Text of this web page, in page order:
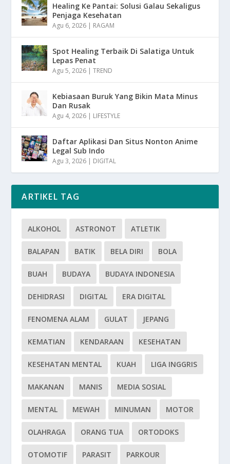
Healing Ke Pantai: Solusi Galau Sekaligus
Penjaga Kesehatan
Agu 6, 2026 | RAGAM
Spot Healing Terbaik Di Salatiga Untuk
Lepas Penat
Agu 5, 2026 |TREND
Kebiasaan Buruk Yang Bikin Mata Minus
Dan Rusak
Agu 4, 2026 | LIFESTYLE
Daftar Aplikasi Dan Situs Nonton Anime
Legal Sub Indo
Agu 3, 2026 | DIGITAL
ARTIKEL TAG
ALKOHOL ASTRONOT ATLETIK
BALAPAN BATIK BELA DIRI BOLA
BUAH BUDAYA BUDAYA INDONESIA
DEHIDRASI DIGITAL ERA DIGITAL
FENOMENA ALAM GULAT JEPANG
KEMATIAN KENDARAAN KESEHATAN
KESEHATAN MENTAL KUAH LIGA INGGRIS
MAKANAN MANIS MEDIA SOSIAL
MENTAL MEWAH MINUMAN MOTOR
OLAHRAGA ORANG TUA ORTODOKS
OTOMOTIF PARASIT PARKOUR